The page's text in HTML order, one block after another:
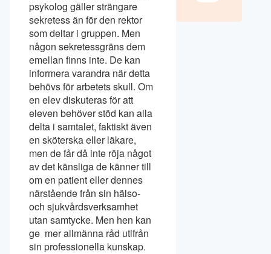
psykolog gäller strängare
sekretess än för den rektor
som deltar i gruppen. Men
någon sekretessgräns dem
emellan finns inte. De kan
informera varandra när detta
behövs för arbetets skull. Om
en elev diskuteras för att
eleven behöver stöd kan alla
delta i samtalet, faktiskt även
en sköterska eller läkare,
men de får då inte röja något
av det känsliga de känner till
om en patient eller dennes
närstående från sin hälso-
och sjukvårdsverksamhet
utan samtycke. Men hen kan
ge mer allmänna råd utifrån
sin professionella kunskap.